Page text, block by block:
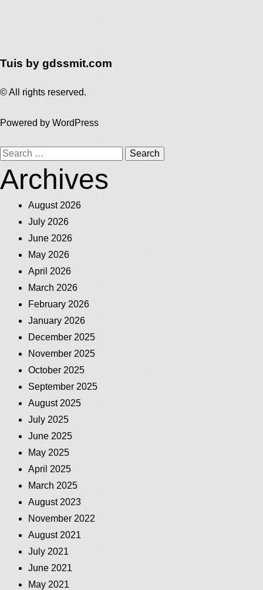
Tuis by gdssmit.com
© All rights reserved.
Powered by WordPress
Search
for:
Archives
August 2026
July 2026
June 2026
May 2026
April 2026
March 2026
February 2026
January 2026
December 2025
November 2025
October 2025
September 2025
August 2025
July 2025
June 2025
May 2025
April 2025
March 2025
August 2023
November 2022
August 2021
July 2021
June 2021
May 2021